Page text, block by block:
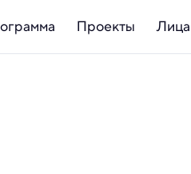
Проекты Лица